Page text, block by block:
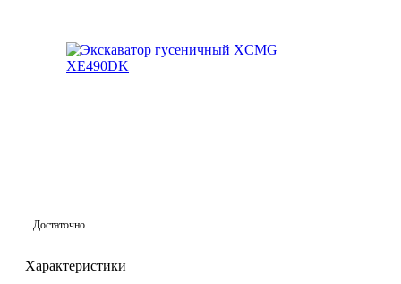
Достаточно
Характеристики